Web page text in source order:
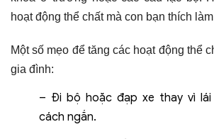
hoạt động thể chất mà con bạn thích
Một số mẹo để tăng các hoạt động thể
gia đình:
– Đi bộ hoặc đạp xe thay vì
cách ngắn.